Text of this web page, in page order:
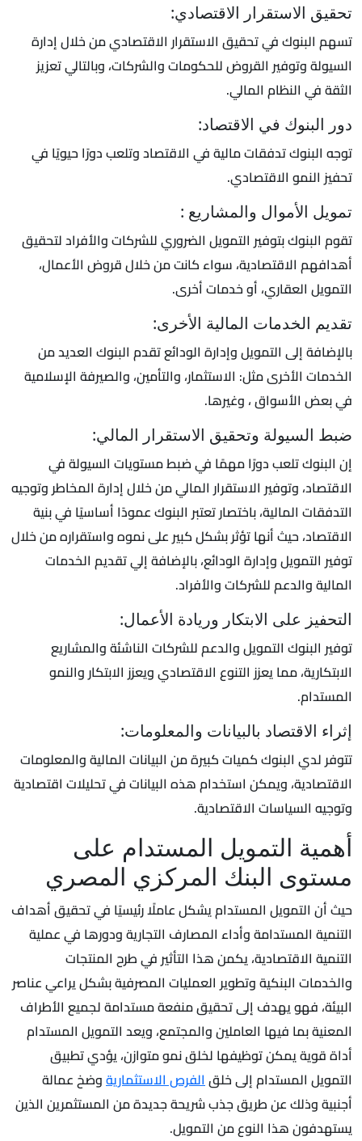
تحقيق الاستقرار الاقتصادي:
تسهم البنوك في تحقيق الاستقرار الاقتصادي من خلال إدارة
السيولة وتوفير القروض للحكومات والشركات، وبالتالي تعزيز
الثقة في النظام المالي.
دور البنوك في الاقتصاد:
توجه البنوك تدفقات مالية في الاقتصاد وتلعب دورًا حيويًا في
تحفيز النمو الاقتصادي.
تمويل الأموال والمشاريع :
تقوم البنوك بتوفير التمويل الضروري للشركات والأفراد لتحقيق
أهدافهم الاقتصادية، سواء كانت من خلال قروض الأعمال،
التمويل العقاري، أو خدمات أخرى.
تقديم الخدمات المالية الأخرى:
بالإضافة إلى التمويل وإدارة الودائع تقدم البنوك العديد من
الخدمات الأخرى مثل: الاستثمار، والتأمين، والصيرفة الإسلامية
في بعض الأسواق ، وغيرها.
ضبط السيولة وتحقيق الاستقرار المالي:
إن البنوك تلعب دورًا مهمًا في ضبط مستويات السيولة في
الاقتصاد، وتوفير الاستقرار المالي من خلال إدارة المخاطر وتوجيه
التدفقات المالية، باختصار تعتبر البنوك عمودًا أساسيًا في بنية
الاقتصاد، حيث أنها تؤثر بشكل كبير على نموه واستقراره من خلال
توفير التمويل وإدارة الودائع، بالإضافة إلي تقديم الخدمات
المالية والدعم للشركات والأفراد.
التحفيز على الابتكار وريادة الأعمال:
توفير البنوك التمويل والدعم للشركات الناشئة والمشاريع
الابتكارية، مما يعزز التنوع الاقتصادي ويعزز الابتكار والنمو
المستدام.
إثراء الاقتصاد بالبيانات والمعلومات:
تتوفر لدي البنوك كميات كبيرة من البيانات المالية والمعلومات
الاقتصادية، ويمكن استخدام هذه البيانات في تحليلات اقتصادية
وتوجيه السياسات الاقتصادية.
أهمية التمويل المستدام على
مستوى البنك المركزي المصري
حيث أن التمويل المستدام يشكل عاملًا رئيسيًا في تحقيق أهداف
التنمية المستدامة وأداء المصارف التجارية ودورها في عملية
التنمية الاقتصادية، يكمن هذا التأثير في طرح المنتجات
والخدمات البنكية وتطوير العمليات المصرفية بشكل يراعي عناصر
البيئة، فهو يهدف إلى تحقيق منفعة مستدامة لجميع الأطراف
المعنية بما فيها العاملين والمجتمع، ويعد التمويل المستدام
أداة قوية يمكن توظيفها لخلق نمو متوازن، يؤدي تطبيق
التمويل المستدام إلى خلقالفرص الاستثماريةوضخ عمالة
أجنبية وذلك عن طريق جذب شريحة جديدة من المستثمرين الذين
يستهدفون هذا النوع من التمويل.